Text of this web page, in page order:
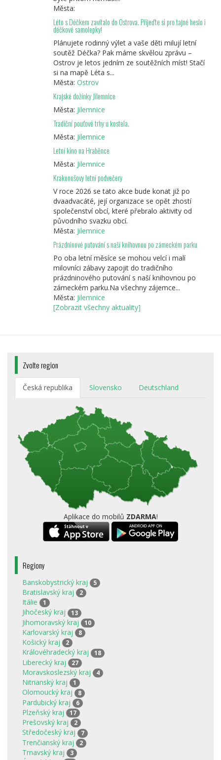
Města:
Léto s Déčkem zavítalo do Ostrova. Přijeďte si pro tajné heslo i
déčkové samolepky!
Plánujete rodinný výlet a vaše děti milují letní
soutěž Déčka? Pak máme skvělou zprávu –
Ostrov je letos jedním ze soutěžních míst! Stačí
si na mapě Léta s...
Města: Ostrov
Krajské dožínky Jilemnice
Města: Jilemnice
Tradiční pouťové trhy u kostela.
Města: Jilemnice
Letní kino na Hraběnce
Města: Jilemnice
Krakonošovy letní podvečery
V roce 2026 se tato akce bude konat již po
dvaadvacáté, její organizace se opět zhostí
společenství obcí, které přebralo aktivity od
původního svazku obcí.
Města: Jilemnice
Prázdninové putování s naší knihovnou po zámeckém parku
Po oba letní měsíce se mohou velcí i malí
milovníci zábavy zapojit do tradičního
prázdninového putování s naší knihovnou po
zámeckém parku.Na všechny zájemce...
Města: Jilemnice
[Zobrazit všechny aktuality]
Zvolte region
Česká republika Slovensko Deutschland
Aplikace do mobilů ZDARMA!
Regiony
Banskobystrický kraj 5
Bratislavský kraj 2
Itálie 1
Jihočeský kraj 13
Jihomoravský kraj 10
Karlovarský kraj 8
Košický kraj 2
Královéhradecký kraj 18
Liberecký kraj 27
Moravskoslezský kraj 4
Nitrianský kraj 1
Olomoucký kraj 8
Pardubický kraj 6
Plzeňský kraj 17
Prešovský kraj 2
Středočeský kraj 7
Trenčianský kraj 2
Trnavský kraj 3